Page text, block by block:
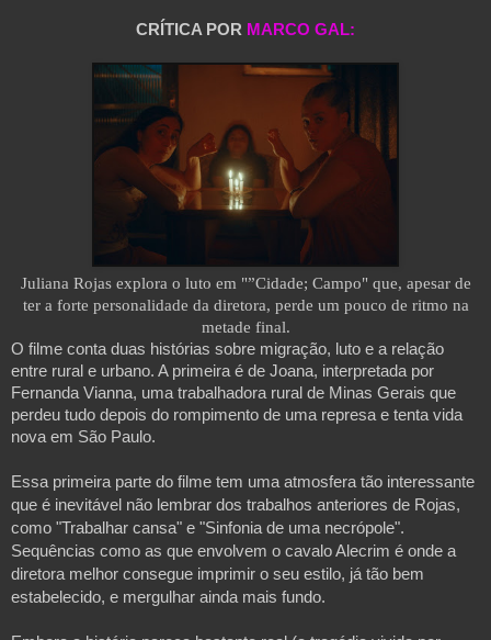
CRÍTICA POR MARCO GAL:
Juliana Rojas explora o luto em "”Cidade; Campo" que, apesar de
ter a forte personalidade da diretora, perde um pouco de ritmo na
metade final.
O filme conta duas histórias sobre migração, luto e a relação
entre rural e urbano. A primeira é de Joana, interpretada por
Fernanda Vianna, uma trabalhadora rural de Minas Gerais que
perdeu tudo depois do rompimento de uma represa e tenta vida
nova em São Paulo.
Essa primeira parte do filme tem uma atmosfera tão interessante
que é inevitável não lembrar dos trabalhos anteriores de Rojas,
como "Trabalhar cansa" e "Sinfonia de uma necrópole".
Sequências como as que envolvem o cavalo Alecrim é onde a
diretora melhor consegue imprimir o seu estilo, já tão bem
estabelecido, e mergulhar ainda mais fundo.